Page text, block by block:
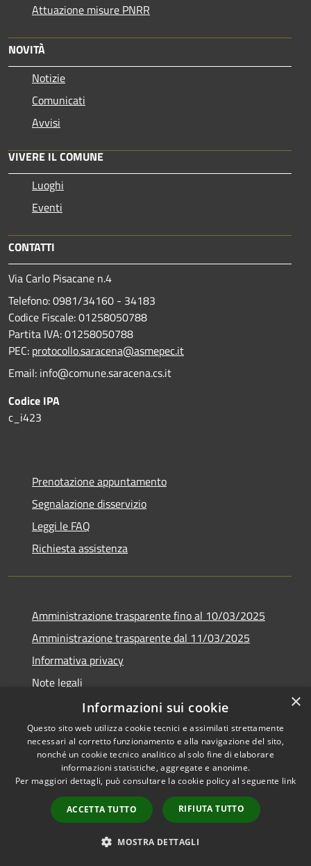
Attuazione misure PNRR
NOVITÀ
Notizie
Comunicati
Avvisi
VIVERE IL COMUNE
Luoghi
Eventi
CONTATTI
Via Carlo Pisacane n.4
Telefono: 0981/34160 - 34183
Codice Fiscale: 01258050788
Partita IVA: 01258050788
PEC: protocollo.saracena@asmepec.it
Email: info@comune.saracena.cs.it
Codice IPA
c_i423
Prenotazione appuntamento
Segnalazione disservizio
Leggi le FAQ
Richiesta assistenza
Amministrazione trasparente fino al 10/03/2025
Amministrazione trasparente dal 11/03/2025
Informativa privacy
Note legali
Dichiarazione di accessibilità
RSS
Accessibilità
Copyright © 2026 • Comune di
Municipium•
Accesso
redazione
×
Informazioni sui cookie
Questo sito web utilizza cookie tecnici e assimilati strettamente
necessari al corretto funzionamento e alla navigazione del sito,
nonché un cookie tecnico analitico al solo fine di elaborare
informazioni statistiche, aggregate e anonime.
Per maggiori dettagli, può consultare la cookie policy al seguente link
ACCETTA TUTTO RIFIUTA TUTTO
MOSTRA DETTAGLI